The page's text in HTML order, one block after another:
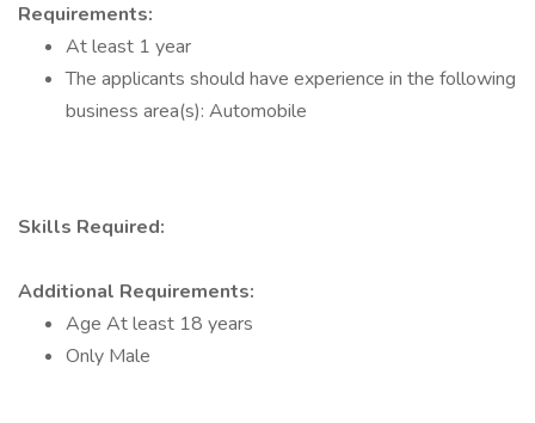
Requirements:
At least 1 year
The applicants should have experience in the following
business area(s): Automobile
Skills Required:
Additional Requirements:
Age At least 18 years
Only Male